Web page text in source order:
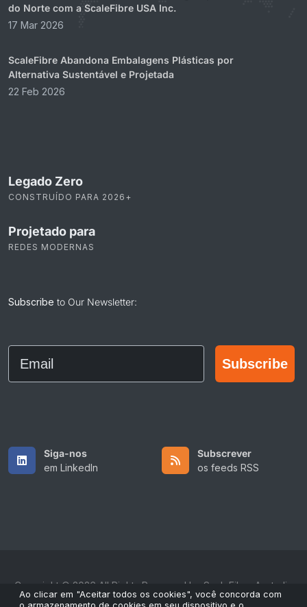
do Norte com a ScaleFibre USA Inc.
17 Mar 2026
ScaleFibre Abandona Embalagens Plásticas por
Alternativa Sustentável e Projetada
22 Feb 2026
Legado Zero
CONSTRUÍDO PARA 2026+
Projetado para
REDES MODERNAS
Subscribe to Our Newsletter:
Email
Subscribe
Siga-nos
em LinkedIn
Subscrever
os feeds RSS
Copyright © 2026 All Rights Reserved by ScaleFibre Australia
Pty Ltd.
Ao clicar em "Aceitar todos os cookies", você concorda com